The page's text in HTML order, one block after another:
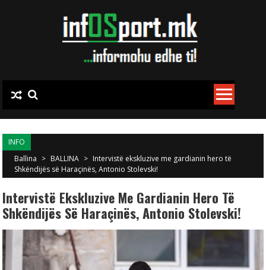
INFO
Ballina > BALLINA > Intervistë ekskluzive me gardianin hero të
Shkëndijës së Haraçinës, Antonio Stolevski!
Intervistë Ekskluzive Me Gardianin Hero Të
Shkëndijës Së Haraçinës, Antonio Stolevski!